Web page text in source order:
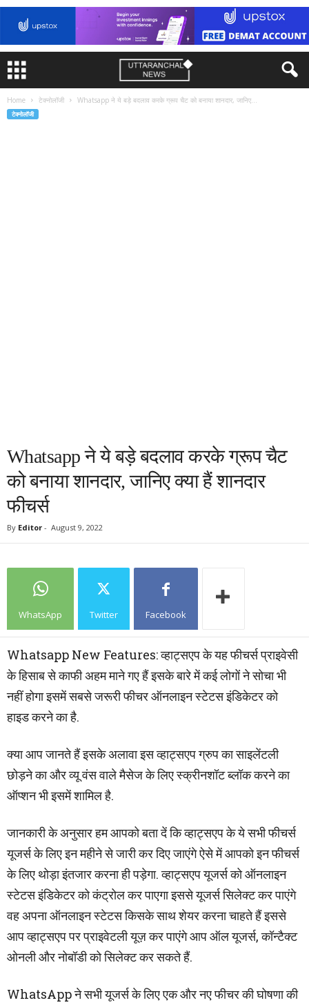
Home टेक्नोलॉजी Whatsapp ने ये बड़े बदलाव करके ग्रूप चैट को बनाया शानदार, जानिए...
टेक्नोलॉजी
Whatsapp ने ये बड़े बदलाव करके ग्रूप चैट
को बनाया शानदार, जानिए क्या हैं शानदार
फीचर्स
By Editor - August 9, 2022
WhatsApp Twitter Facebook
Whatsapp New Features: व्हाट्सएप के यह फीचर्स प्राइवेसी
के हिसाब से काफी अहम माने गए हैं इसके बारे में कई लोगों ने सोचा भी
नहीं होगा इसमें सबसे जरूरी फीचर ऑनलाइन स्टेटस इंडिकेटर को
हाइड करने का है.
क्या आप जानते हैं इसके अलावा इस व्हाट्सएप ग्रुप का साइलेंटली
छोड़ने का और व्यू वंस वाले मैसेज के लिए स्क्रीनशॉट ब्लॉक करने का
ऑप्शन भी इसमें शामिल है.
जानकारी के अनुसार हम आपको बता दें कि व्हाट्सएप के ये सभी फीचर्स
यूजर्स के लिए इन महीने से जारी कर दिए जाएंगे ऐसे में आपको इन फीचर्स
के लिए थोड़ा इंतजार करना ही पड़ेगा. व्हाट्सएप यूजर्स को ऑनलाइन
स्टेटस इंडिकेटर को कंट्रोल कर पाएगा इससे यूजर्स सिलेक्ट कर पाएंगे
वह अपना ऑनलाइन स्टेटस किसके साथ शेयर करना चाहते हैं इससे
आप व्हाट्सएप पर प्राइवेटली यूज़ कर पाएंगे आप ऑल यूजर्स, कॉन्टैक्ट
ओनली और नोबॉडी को सिलेक्ट कर सकते हैं.
WhatsApp ने सभी यूजर्स के लिए एक और नए फीचर की घोषणा की